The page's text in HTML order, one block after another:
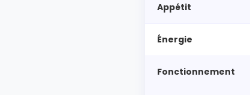
Appétit
Énergie
Fonctionnement